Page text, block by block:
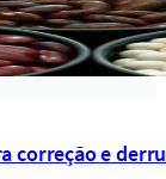
correção e